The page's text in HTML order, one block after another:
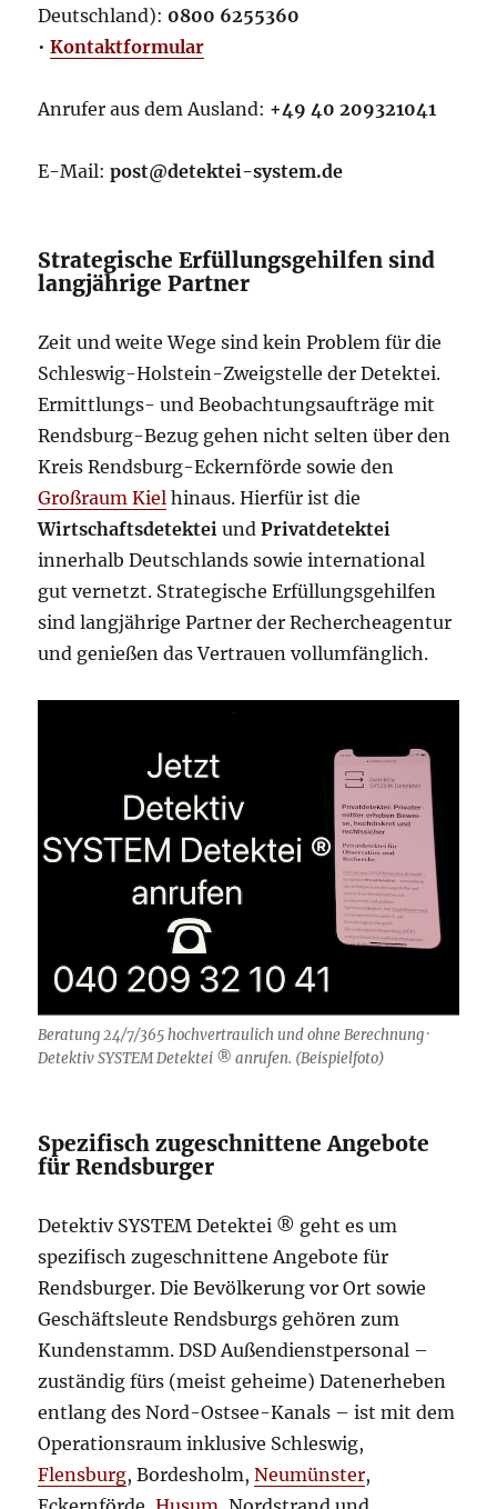
Deutschland): 0800 6255360
•Kontaktformular
Anrufer aus dem Ausland: +49 40 209321041
E-Mail:post@detektei-system.de
Strategische Erfüllungsgehilfen sind
langjährige Partner
Zeit und weite Wege sind kein Problem für die
Schleswig-Holstein-Zweigstelle der Detektei.
Ermittlungs- und Beobachtungsaufträge mit
Rendsburg-Bezug gehen nicht selten über den
Kreis Rendsburg-Eckernförde sowie den
Großraum Kiel hinaus. Hierfür ist die
Wirtschaftsdetektei undPrivatdetektei
innerhalb Deutschlands sowie international
gut vernetzt. Strategische Erfüllungsgehilfen
sind langjährige Partner der Rechercheagentur
und genießen das Vertrauen vollumfänglich.
Beratung 24/7/365 hochvertraulich und ohne Berechnung ·
Detektiv SYSTEM Detektei ® anrufen. (Beispielfoto)
Spezifisch zugeschnittene Angebote
für Rendsburger
Detektiv SYSTEM Detektei ® geht es um
spezifisch zugeschnittene Angebote für
Rendsburger. Die Bevölkerung vor Ort sowie
Geschäftsleute Rendsburgs gehören zum
Kundenstamm. DSD Außendienstpersonal –
zuständig fürs (meist geheime) Datenerheben
entlang des Nord-Ostsee-Kanals – ist mit dem
Operationsraum inklusive Schleswig,
Flensburg, Bordesholm,Neumünster,